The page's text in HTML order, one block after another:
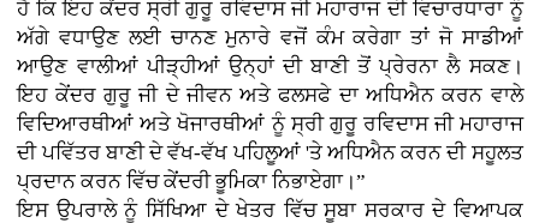
ਹੈ ਕਿ ਇਹ ਕੇਂਦਰ ਸ੍ਰੀ ਗੁਰੂ ਰਵਿਦਾਸ ਜੀ ਮਹਾਰਾਜ ਦੀ ਵਿਚਾਰਧਾਰਾ ਨੂੰ
ਅੱਗੇ ਵਧਾਉਣ ਲਈ ਚਾਨਣ ਮੁਨਾਰੇ ਵਜੋਂ ਕੰਮ ਕਰੇਗਾ ਤਾਂ ਜੋ ਸਾਡੀਆਂ
ਆਉਣ ਵਾਲੀਆਂ ਪੀੜ੍ਹੀਆਂ ਉਨ੍ਹਾਂ ਦੀ ਬਾਣੀ ਤੋਂ ਪ੍ਰੇਰਨਾ ਲੈ ਸਕਣ।
ਇਹ ਕੇਂਦਰ ਗੁਰੂ ਜੀ ਦੇ ਜੀਵਨ ਅਤੇ ਫਲਸਫੇ ਦਾ ਅਧਿਐਨ ਕਰਨ ਵਾਲੇ
ਵਿਦਿਆਰਥੀਆਂ ਅਤੇ ਖੋਜਾਰਥੀਆਂ ਨੂੰ ਸ੍ਰੀ ਗੁਰੂ ਰਵਿਦਾਸ ਜੀ ਮਹਾਰਾਜ
ਦੀ ਪਵਿੱਤਰ ਬਾਣੀ ਦੇ ਵੱਖ-ਵੱਖ ਪਹਿਲੂਆਂ 'ਤੇ ਅਧਿਐਨ ਕਰਨ ਦੀ ਸਹੂਲਤ
ਪ੍ਰਦਾਨ ਕਰਨ ਵਿੱਚ ਕੇਂਦਰੀ ਭੂਮਿਕਾ ਨਿਭਾਏਗਾ।”
ਇਸ ਉਪਰਾਲੇ ਨੂੰ ਸਿੱਖਿਆ ਦੇ ਖੇਤਰ ਵਿੱਚ ਸੂਬਾ ਸਰਕਾਰ ਦੇ ਵਿਆਪਕ